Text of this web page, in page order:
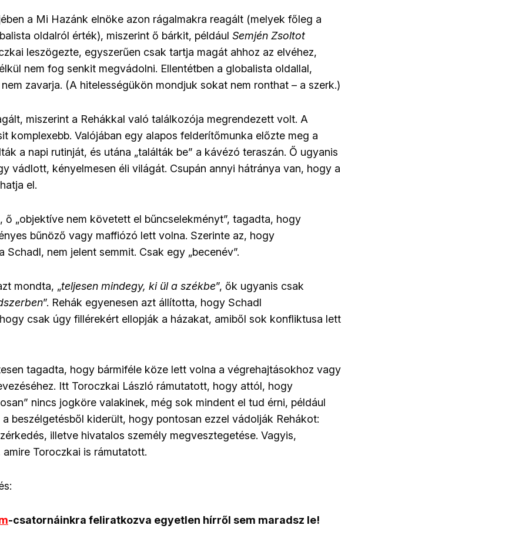
a Mi Hazánk elnöke azon rágalmakra reagált (melyek főleg a
oldalról érték), miszerint ő bárkit, például Semjén Zsoltot
leszögezte, egyszerűen csak tartja magát ahhoz az elvéhez,
nem fog senkit megvádolni. Ellentétben a globalista oldallal,
zavarja. (A hitelességükön mondjuk sokat nem ronthat – a szerk.)
miszerint a Rehákkal való találkozója megrendezett volt. A
komplexebb. Valójában egy alapos felderítőmunka előzte meg a
a napi rutinját, és utána „találták be” a kávézó teraszán. Ő ugyanis
vádlott, kényelmesen éli világát. Csupán annyi hátránya van, hogy a
el.
ő „objektíve nem követett el bűncselekményt”, tagadta, hogy
bűnöző vagy maffiózó lett volna. Szerinte az, hogy
Schadl, nem jelent semmit. Csak egy „becenév”.
mondta, „teljesen mindegy, ki ül a székbe”, ők ugyanis csak
”. Rehák egyenesen azt állította, hogy Schadl
csak úgy fillérekért ellopják a házakat, amiből sok konfliktusa lett
tagadta, hogy bármiféle köze lett volna a végrehajtásokhoz vagy
Itt Toroczkai László rámutatott, hogy attól, hogy
nincs jogköre valakinek, még sok mindent el tud érni, például
a beszélgetésből kiderült, hogy pontosan ezzel vádolják Rehákot:
illetve hivatalos személy megvesztegetése. Vagyis,
Toroczkai is rámutatott.
-csatornáinkra feliratkozva egyetlen hírről sem maradsz le!